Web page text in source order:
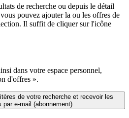
de recherche ou depuis le détail
pouvez ajouter la ou les offres de
Il suffit de cliquer sur l'icône
dans votre espace personnel,
d'offres ».
de votre recherche et recevoir les
par e-mail (abonnement)